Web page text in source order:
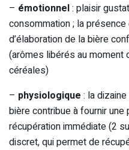
– émotionnel: plaisir
consommation ; la
d’élaboration de la bière
(arômes libérés au moment
céréales)
– physiologique : la
bière contribue à fournir une
récupération immédiate (2
discret, qui permet de